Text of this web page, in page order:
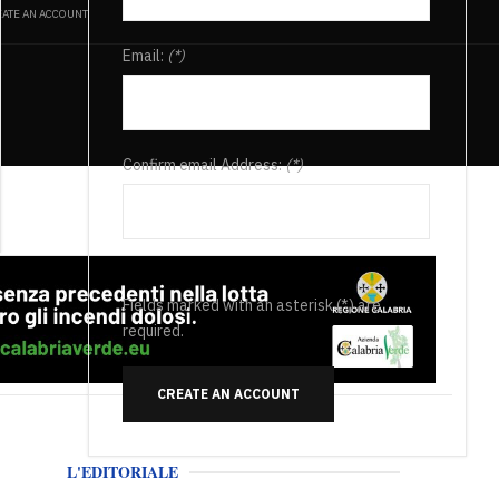
AN ACCOUNT
Email: (*)
Confirm email Address:(*)
Fields marked with an asterisk (*) are
required.
CREATE AN ACCOUNT
L'EDITORIALE